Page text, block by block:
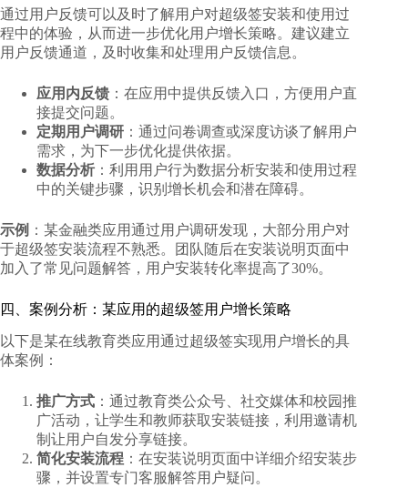
通过用户反馈可以及时了解用户对超级签安装和使用过
程中的体验，从而进一步优化用户增长策略。建议建立
用户反馈通道，及时收集和处理用户反馈信息。
应用内反馈 ：在应用中提供反馈入口，方便用户直
接提交问题。
定期用户调研 ：通过问卷调查或深度访谈了解用户
需求，为下一步优化提供依据。
数据分析 ：利用用户行为数据分析安装和使用过程
中的关键步骤，识别增长机会和潜在障碍。
示例 ：某金融类应用通过用户调研发现，大部分用户对
于超级签安装流程不熟悉。团队随后在安装说明页面中
加入了常见问题解答，用户安装转化率提高了30%。
四、案例分析：某应用的超级签用户增长策略
以下是某在线教育类应用通过超级签实现用户增长的具
体案例：
推广方式 ：通过教育类公众号、社交媒体和校园推
广活动，让学生和教师获取安装链接，利用邀请机
制让用户自发分享链接。
简化安装流程 ：在安装说明页面中详细介绍安装步
骤，并设置专门客服解答用户疑问。